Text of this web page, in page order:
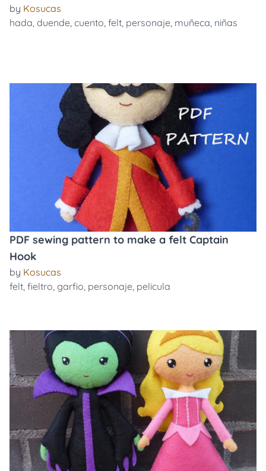
by Kosucas
hada, duende, cuento, felt, personaje, muñeca, niñas
PDF sewing pattern to make a felt Captain
Hook
by Kosucas
felt, fieltro, garfio, personaje, pelicula